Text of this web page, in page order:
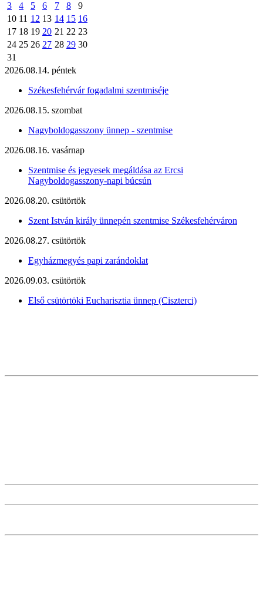
3
4 5 6 7 8
9
10 11 12 13 14 15 16
17 18 19 20 21 22 23
24 25 26 27 28 29 30
31
2026.08.14. péntek
Székesfehérvár fogadalmi szentmiséje
2026.08.15. szombat
Nagyboldogasszony ünnep - szentmise
2026.08.16. vasárnap
Szentmise és jegyesek megáldása az Ercsi
Nagyboldogasszony-napi búcsún
2026.08.20. csütörtök
Szent István király ünnepén szentmise Székesfehérváron
2026.08.27. csütörtök
Egyházmegyés papi zarándoklat
2026.09.03. csütörtök
Első csütörtöki Eucharisztia ünnep (Ciszterci)